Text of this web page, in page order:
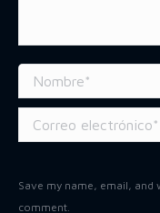
Nombre *
Correo electrónico *
Save my name, email,
comment.